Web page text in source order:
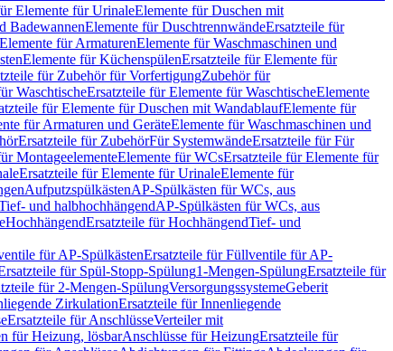
Elemente für UrinaleElemente für Duschen mit
BadewannenElemente für DuschtrennwändeErsatzteile für
für ArmaturenElemente für Waschmaschinen und
Elemente für KüchenspülenErsatzteile für Elemente für
für Zubehör für VorfertigungZubehör für
WaschtischeErsatzteile für Elemente für WaschtischeElemente
für Elemente für Duschen mit WandablaufElemente für
für Armaturen und GeräteElemente für Waschmaschinen und
Ersatzteile für ZubehörFür SystemwändeErsatzteile für Für
MontageelementeElemente für WCsErsatzteile für Elemente für
Ersatzteile für Elemente für UrinaleElemente für
AufputzspülkästenAP-Spülkästen für WCs, aus
und halbhochhängendAP-Spülkästen für WCs, aus
HochhängendErsatzteile für HochhängendTief- und
für AP-SpülkästenErsatzteile für Füllventile für AP-
für Spül-Stopp-Spülung1-Mengen-SpülungErsatzteile für
für 2-Mengen-SpülungVersorgungssystemeGeberit
ZirkulationErsatzteile für Innenliegende
Ersatzteile für AnschlüsseVerteiler mit
für Heizung, lösbarAnschlüsse für HeizungErsatzteile für